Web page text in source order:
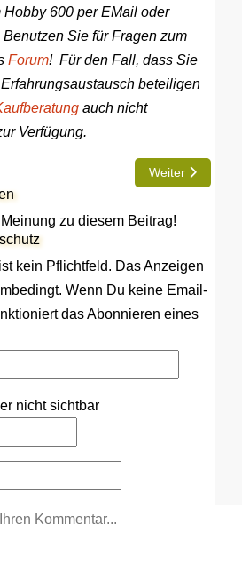
600 per EMail oder
Sie für Fragen zum
Forum! Für den Fall, dass Sie
beteiligen
auch nicht
Verfügung.
toptron CH 12 (112?)
Nächster
Weiter
zu diesem Beitrag!
kein Pflichtfeld. Das Anzeigen
Wenn Du keine Email-
das Abonnieren eines
nicht sichtbar